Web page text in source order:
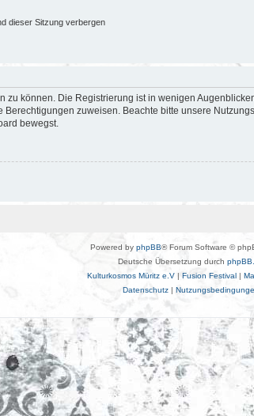
dieser Sitzung verbergen
zu können. Die Registrierung ist in wenigen
zuweisen. Beachte bitte unsere
bewegst.
Powered by phpBB® Forum Software ©
Deutsche Übersetzung durch
Kulturkosmos Müritz e.V | Fusion Festival |
Datenschutz|